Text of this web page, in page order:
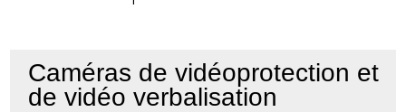
Caméras de vidéoprotection et
de vidéo verbalisation